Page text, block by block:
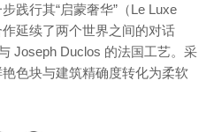
践行其“启蒙奢华”（Le Luxe
延续了两个世界之间的对话
Joseph Duclos 的法国工艺。采
色块与建筑精确度转化为柔软